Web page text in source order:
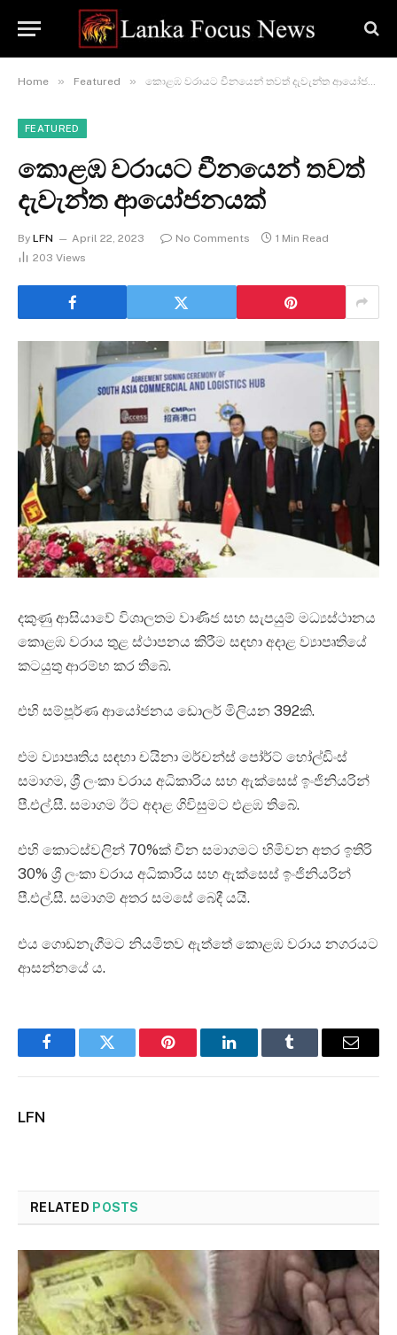
Home » Featured » කොළඹ වරායට චීනයෙන් තවත් දැවැන්ත ආයෝජනයක්
FEATURED
කොළඹ වරායට චීනයෙන් තවත්
දැවැන්ත ආයෝජනයක්
By LFN April 22, 2023 No Comments
1 Min Read
203 Views
දකුණු ආසියාවේ විශාලතම වාණිජ සහ සැපයුම් මධ්‍යස්ථානය
කොළඹ වරාය තුළ ස්ථාපනය කිරීම සඳහා අදාළ ව්‍යාපෘතියේ
කටයුතු ආරම්භ කර තිබේ.
එහි සම්පූර්ණ ආයෝජනය ඩොලර් මිලියන 392කි.
එම ව්‍යාපෘතිය සඳහා චයිනා මර්චන්ස් පෝර්ට් හෝල්ඩිංස්
සමාගම, ශ්‍රී ලංකා වරාය අධිකාරිය සහ ඇක්සෙස් ඉංජිනියරින්
පී.එල්.සී. සමාගම ඊට අදාළ ගිවිසුමට එළඹ තිබේ.
එහි කොටස්වලින් 70%ක් චීන සමාගමට හිමිවන අතර ඉතිරි
30% ශ්‍රී ලංකා වරාය අධිකාරිය සහ ඇක්සෙස් ඉංජිනියරින්
පී.එල්.සී. සමාගම් අතර සමසේ බෙදී යයි.
එය ගොඩනැගීමට නියමිතව ඇත්තේ කොළඹ වරාය නගරයට
ආසන්නයේ ය.
FacebookTwitter Pinterest LinkedInTumblr Email
LFN
RELATED POSTS